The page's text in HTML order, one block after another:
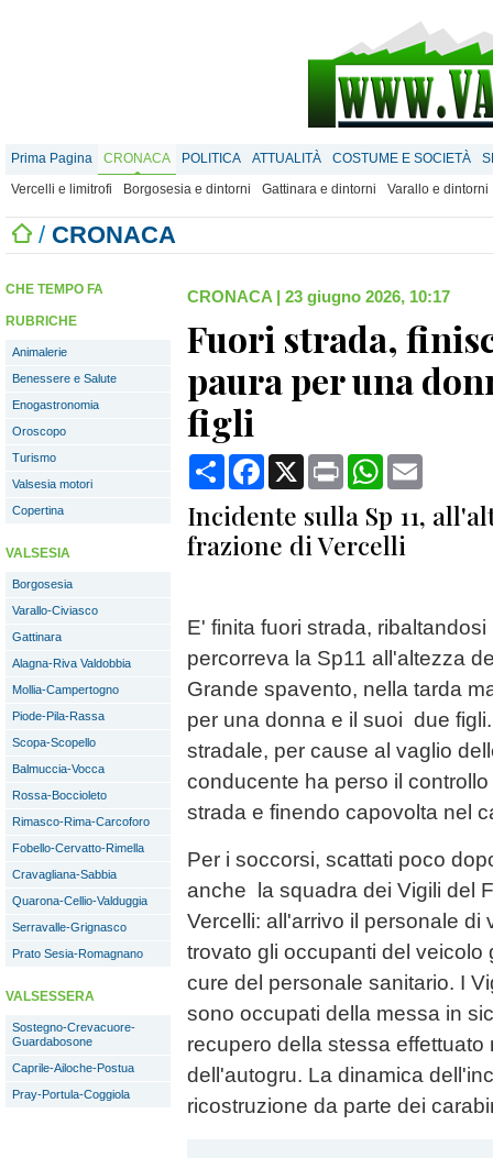
Prima Pagina CRONACA POLITICA ATTUALITÀ COSTUME E SOCIETÀ
Vercelli e limitrofi
Borgosesia e dintorni Gattinara e dintorni Varallo e dintorni
/ CRONACA
CHE TEMPO FA
RUBRICHE
Animalerie
Benessere e Salute
Enogastronomia
Oroscopo
Turismo
Valsesia motori
Copertina
VALSESIA
Borgosesia
Varallo-Civiasco
Gattinara
Alagna-Riva Valdobbia
Mollia-Campertogno
Piode-Pila-Rassa
Scopa-Scopello
Balmuccia-Vocca
Rossa-Boccioleto
Rimasco-Rima-Carcoforo
Fobello-Cervatto-Rimella
Cravagliana-Sabbia
Quarona-Cellio-Valduggia
Serravalle-Grignasco
Prato Sesia-Romagnano
VALSESSERA
Sostegno-Crevacuore-
Guardabosone
Caprile-Ailoche-Postua
Pray-Portula-Coggiola
CRONACA | 23 giugno 2026, 10:17
Fuori strada,
paura per una
figli
CondividiFacebook
X Print WhatsApp
Incidente sulla Sp 11,
frazione di Vercelli
E' finita fuori strada,
percorreva la Sp11 all'altezza
Grande spavento, nella tarda
per una donna e il suoi due
stradale, per cause al vaglio
conducente ha perso il
strada e finendo capovolta nel
Per i soccorsi, scattati poco
anche la squadra dei Vigili del
Vercelli: all'arrivo il personale di
trovato gli occupanti del veicolo
cure del personale sanitario. I
sono occupati della messa in
recupero della stessa effettuato
dell'autogru. La dinamica
ricostruzione da parte dei